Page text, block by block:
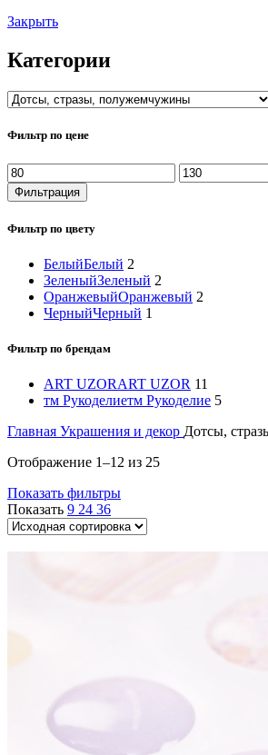
Закрыть
Категории
Фильтр по цене
Минимальная
цена
Максимальная
цена
Фильтрация
Фильтр по цвету
БелыйБелый 2
ЗеленыйЗеленый 2
ОранжевыйОранжевый 2
ЧерныйЧерный 1
Фильтр по брендам
ART UZORART UZOR 11
тм Рукоделиетм Рукоделие 5
Главная Украшения и декор Дотсы,
Отображение 1–12 из 25
Показать фильтры
Показать 9 24 36